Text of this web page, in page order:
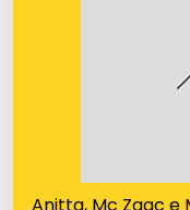
Anitta, Mc Zaac e